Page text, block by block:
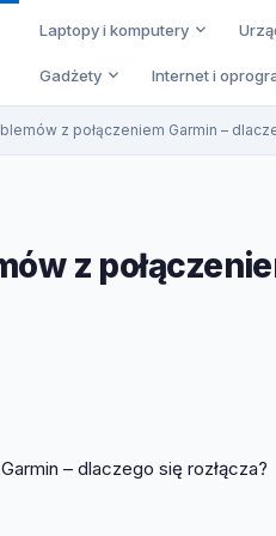
Laptopy i komputery
Gadżety Internet i
z połączeniem Garmin –
z